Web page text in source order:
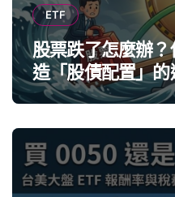
ETF
股票跌了怎麼辦
造「股債配置」的